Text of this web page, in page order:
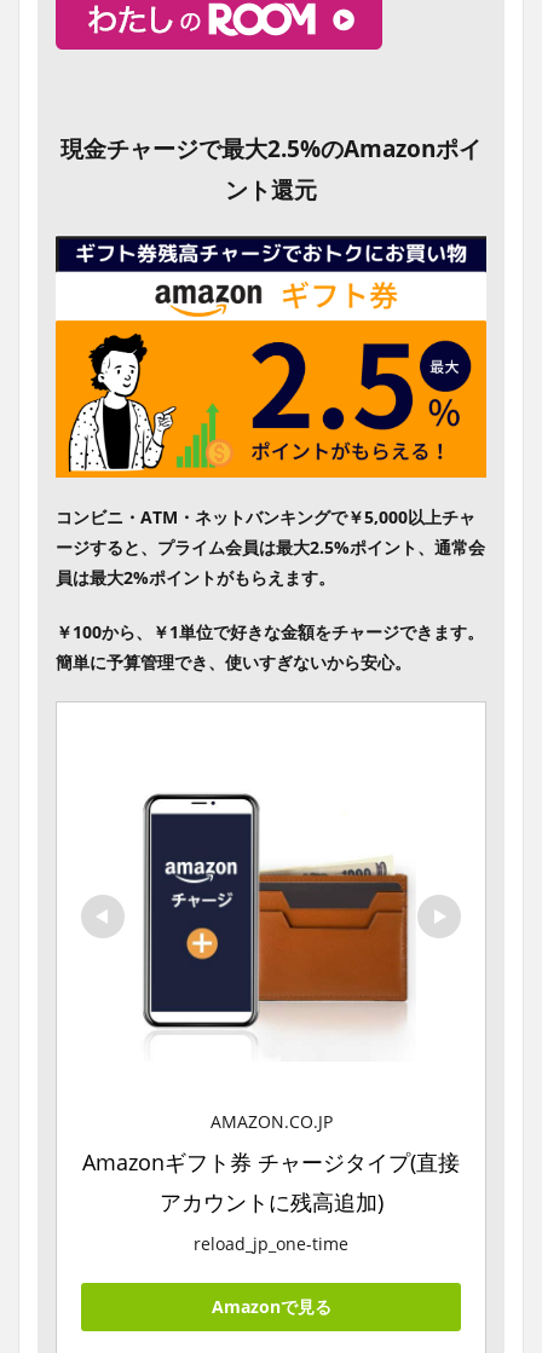
現金チャージで最大2.5%のAmazonポイ
ント還元
コンビニ・ATM・ネットバンキングで￥5,000以上チャ
ージすると、プライム会員は最大2.5%ポイント、通常会
員は最大2%ポイントがもらえます。
￥100から、￥1単位で好きな金額をチャージできます。
簡単に予算管理でき、使いすぎないから安心。
AMAZON.CO.JP
Amazonギフト券 チャージタイプ(直接
アカウントに残高追加)
reload_jp_one-time
Amazonで見る